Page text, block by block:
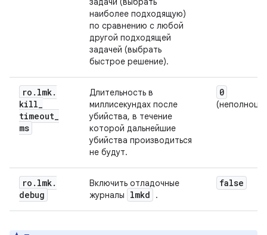
наиболее подходящую)
по сравнению с любой
другой подходящей
задачей (выбрать
быстрое решение).
ro . lmk.
kill_
timeout_
ms
Длительность в
миллисекундах после
убийства, в течение
которой дальнейшие
убийства производиться
не будут.
0
ro . lmk.
debug
Включить отладочные
журналы
lmkd .
false